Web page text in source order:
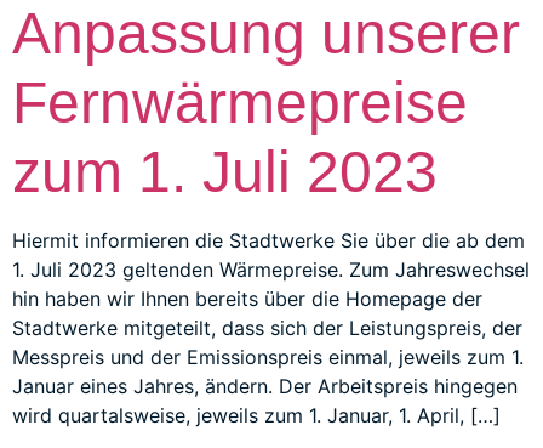
Anpassung unserer
Fernwärmepreise
zum 1. Juli 2023
Hiermit informieren die Stadtwerke Sie über die ab dem
1. Juli 2023 geltenden Wärmepreise. Zum Jahreswechsel
hin haben wir Ihnen bereits über die Homepage der
Stadtwerke mitgeteilt, dass sich der Leistungspreis, der
Messpreis und der Emissionspreis einmal, jeweils zum 1.
Januar eines Jahres, ändern. Der Arbeitspreis hingegen
wird quartalsweise, jeweils zum 1. Januar, 1. April, […]